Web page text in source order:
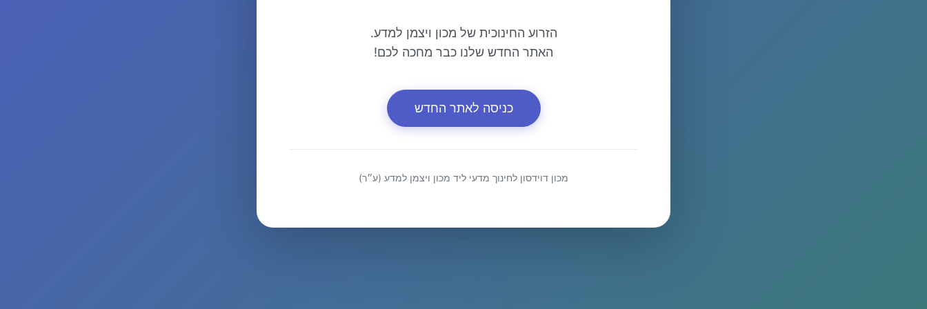
הזרוע החינוכית של מכון ויצמן למדע.
האתר החדש שלנו כבר מחכה לכם!
כניסה לאתר החדש
מכון דוידסון לחינוך מדעי ליד מכון ויצמן למדע (ע״ר)